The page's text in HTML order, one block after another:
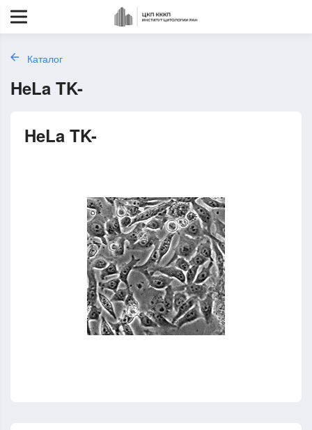
Каталог
HeLa TK-
HeLa TK-